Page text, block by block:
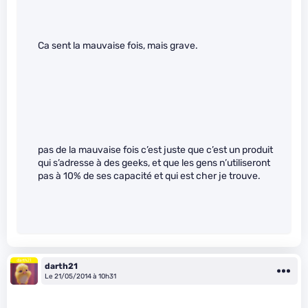
Ca sent la mauvaise fois, mais grave.
pas de la mauvaise fois c’est juste que c’est un produit
qui s’adresse à des geeks, et que les gens n’utiliseront
pas à 10% de ses capacité et qui est cher je trouve.
darth21
Le 21/05/2014 à 10h31